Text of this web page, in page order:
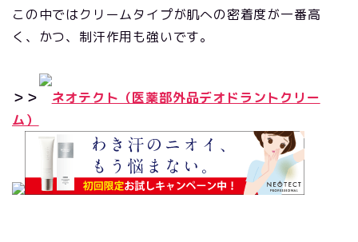
この中ではクリームタイプが肌への密着度が一番高
く、かつ、制汗作用も強いです。
＞＞
ネオテクト（医薬部外品デオドラントクリー
ム）